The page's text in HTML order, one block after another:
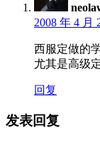
2008 年 4 月
西服定做的
尤其是高级
回复
发表回复